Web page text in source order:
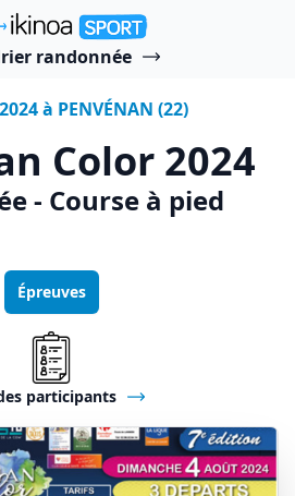
Sport"
randonnée
à PENVÉNAN (22)
Color 2024
- Course à pied
Épreuves
participants